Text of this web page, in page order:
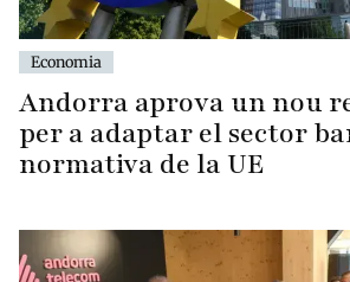
Economia
Andorra aprova un nou
per a adaptar el sector
normativa de la UE